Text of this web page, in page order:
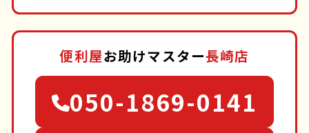
便利屋お助けマスター長崎店
050-1869-0141